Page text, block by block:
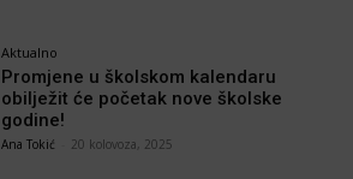
Aktualno
Promjene u školskom kalendaru
obilježit će početak nove školske
godine!
Ana Tokić 20 kolovoza, 2025